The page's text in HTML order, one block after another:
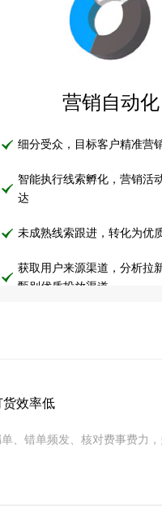
营销自动化
细分受众，目标客户精准营
智能执行线索孵化，营销活
达
未成熟线索跟进，转化为优
获取用户来源渠道，分析拉
甄别优质投放渠道
货效率低
、错单频发、核对费事费力